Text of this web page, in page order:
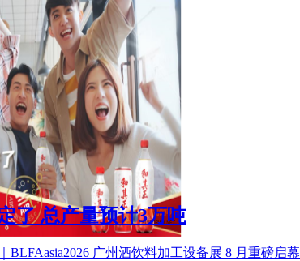
了 总产量预计3万吨
BLFAasia2026 广州酒饮料加工设备展 8 月重磅启幕